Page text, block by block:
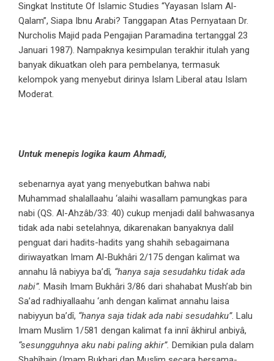
Singkat Institute Of Islamic Studies “Yayasan Islam Al-
Qalam”, Siapa Ibnu Arabi? Tanggapan Atas Pernyataan Dr.
Nurcholis Majid pada Pengajian Paramadina tertanggal 23
Januari 1987). Nampaknya kesimpulan terakhir itulah yang
banyak dikuatkan oleh para pembelanya, termasuk
kelompok yang menyebut dirinya Islam Liberal atau Islam
Moderat.
Untuk menepis logika kaum Ahmadi,
sebenarnya ayat yang menyebutkan bahwa nabi
Muhammad shalallaahu ‘alaihi wasallam pamungkas para
nabi (QS. Al-Ahzâb/33: 40) cukup menjadi dalil bahwasanya
tidak ada nabi setelahnya, dikarenakan banyaknya dalil
penguat dari hadits-hadits yang shahih sebagaimana
diriwayatkan Imam Al-Bukhâri 2/175 dengan kalimat wa
annahu lâ nabiyya ba’dî, “hanya saja sesudahku tidak ada
nabi”. Masih Imam Bukhâri 3/86 dari shahabat Mush’ab bin
Sa’ad radhiyallaahu ‘anh dengan kalimat annahu laisa
nabiyyun ba’dî, “hanya saja tidak ada nabi sesudahku”. Lalu
Imam Muslim 1/581 dengan kalimat fa innî âkhirul anbiyâ,
“sesungguhnya aku nabi paling akhir”. Demikian pula dalam